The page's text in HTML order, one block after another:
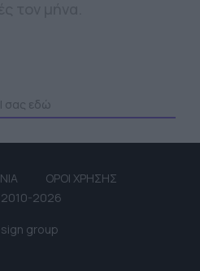
ΟΡΟΙ ΧΡΗΣΗΣ
2010-2026
group